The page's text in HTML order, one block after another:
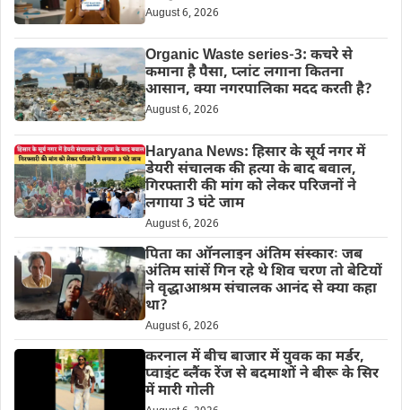
August 6, 2026
Organic Waste series-3: कचरे से
कमाना है पैसा, प्लांट लगाना कितना
आसान, क्या नगरपालिका मदद करती है?
August 6, 2026
Haryana News: हिसार के सूर्य नगर में
डेयरी संचालक की हत्या के बाद बवाल,
गिरफ्तारी की मांग को लेकर परिजनों ने
लगाया 3 घंटे जाम
August 6, 2026
पिता का ऑनलाइन अंतिम संस्कारः जब
अंतिम सांसें गिन रहे थे शिव चरण तो बेटियों
ने वृद्धाआश्रम संचालक आनंद से क्या कहा
था?
August 6, 2026
करनाल में बीच बाजार में युवक का मर्डर,
प्वाइंट ब्लैंक रेंज से बदमाशों ने बीरू के सिर
में मारी गोली